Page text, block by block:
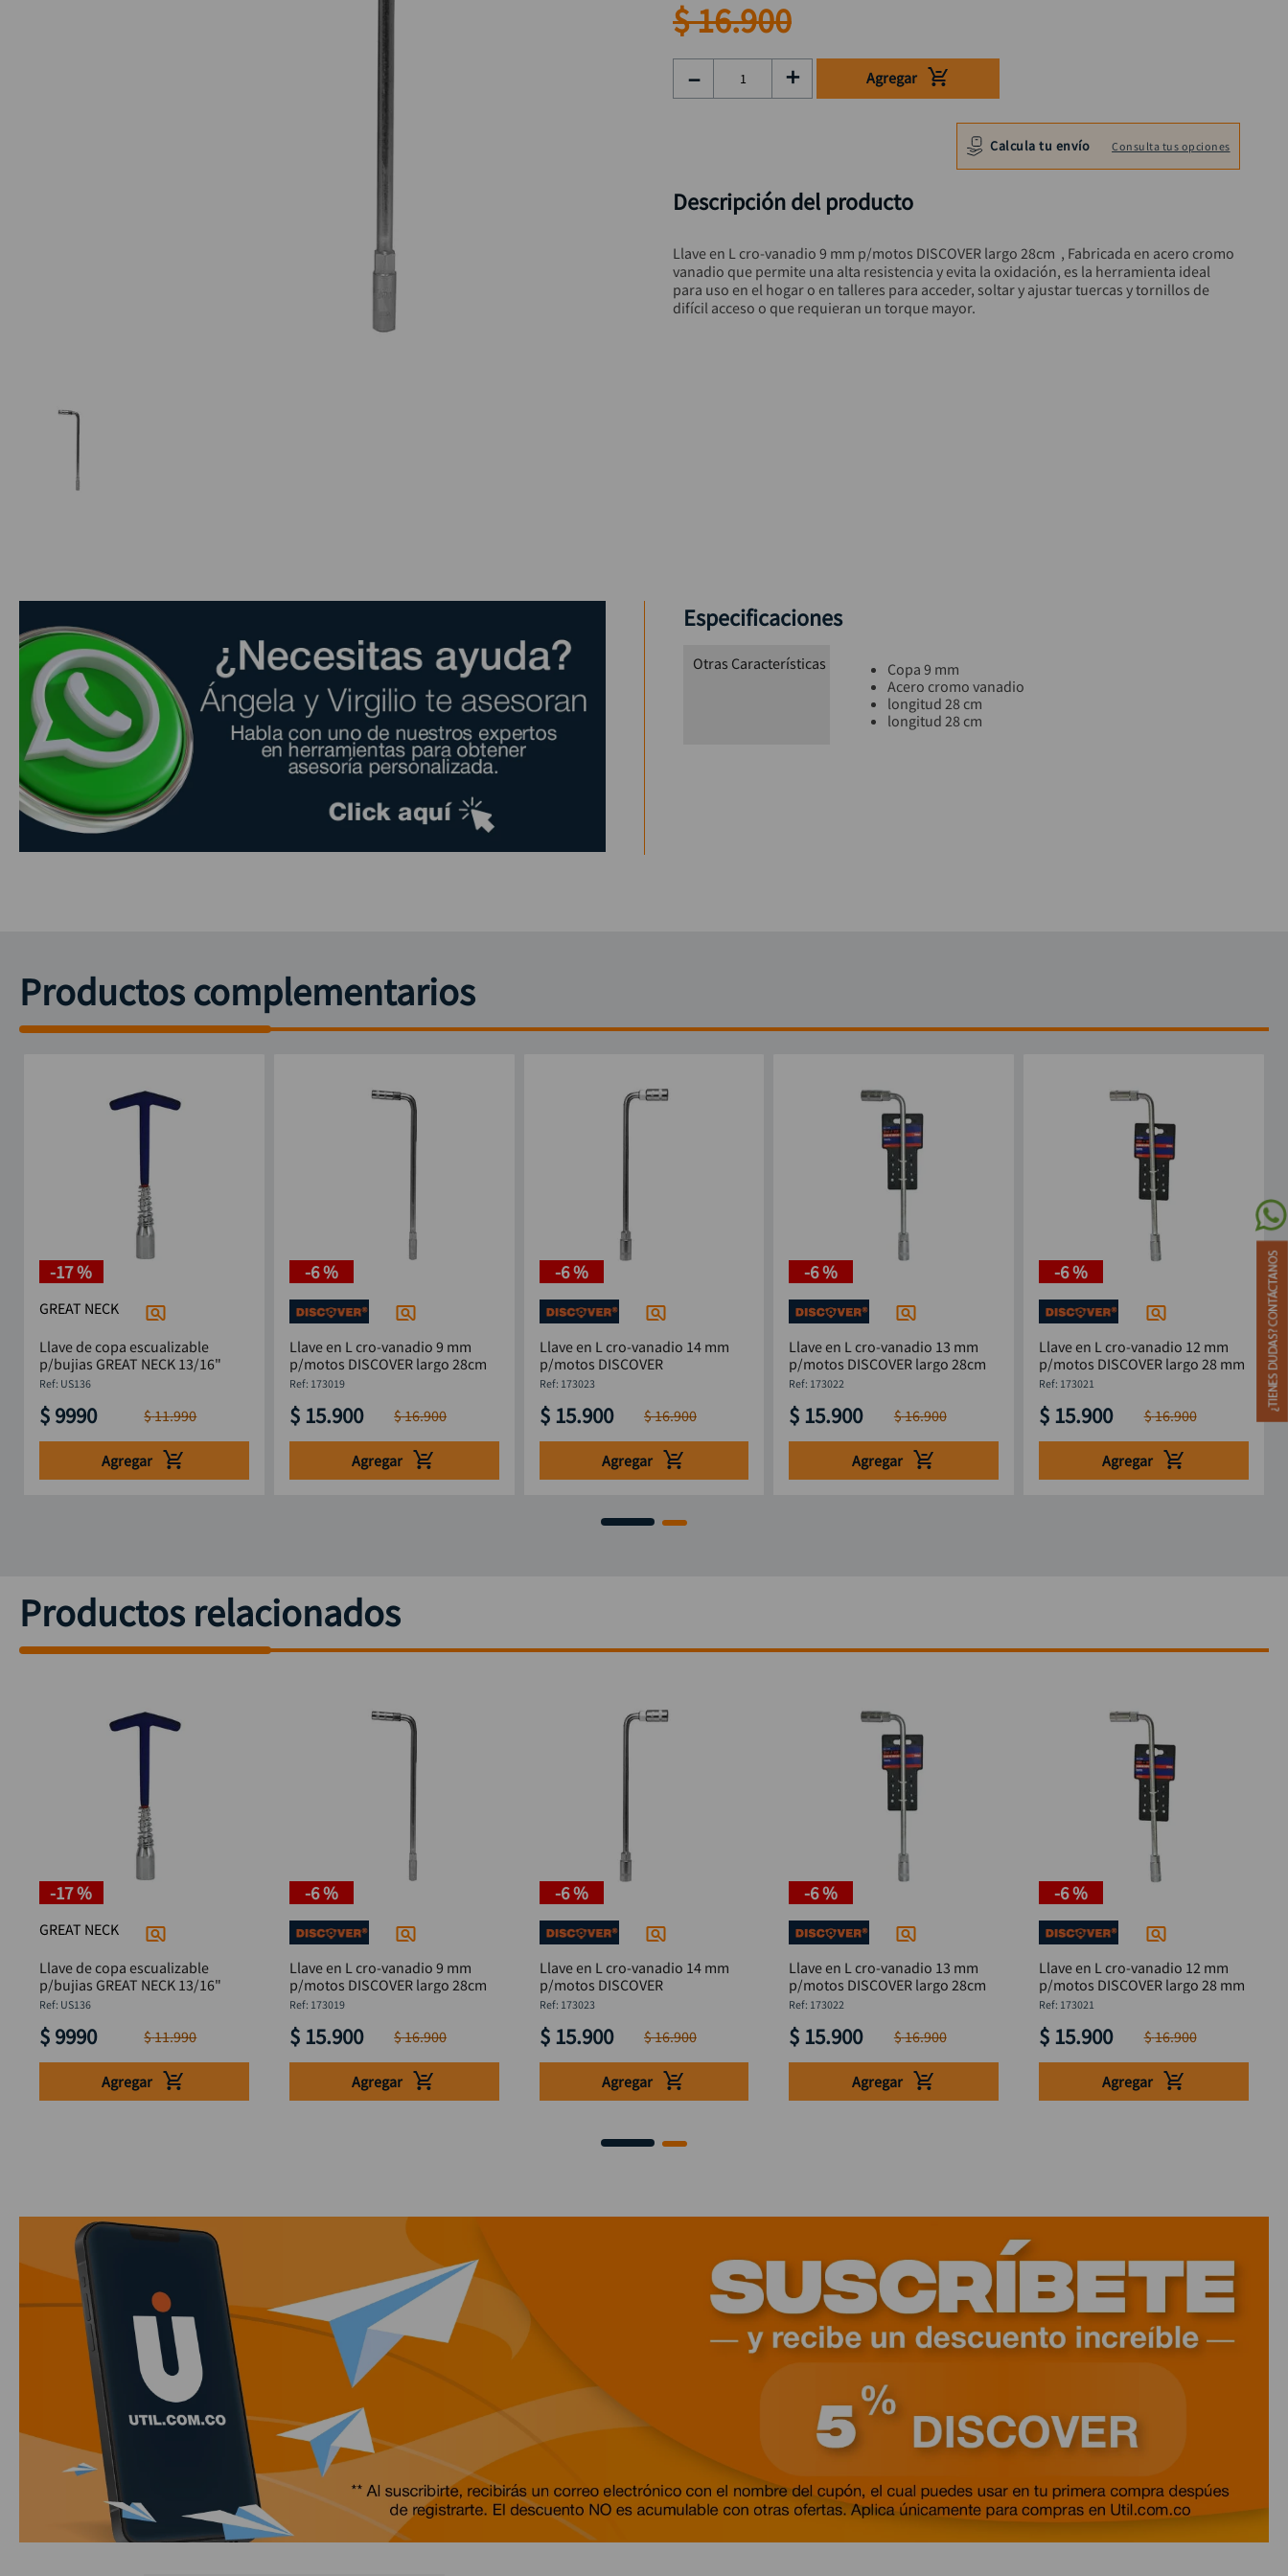
$16.900
＋
－ Agregar
Calcula tu envío Consulta tus opciones
Descripción del producto
Llave en L cro-vanadio 9 mm p/motos DISCOVER largo 28cm  , Fabricada en acero cromo
vanadio que permite una alta resistencia y evita la oxidación, es la herramienta ideal
para uso en el hogar o en talleres para acceder, soltar y ajustar tuercas y tornillos de
difícil acceso o que requieran un torque mayor.
Especificaciones
Otras Características
Copa 9 mm
Acero cromo vanadio
longitud 28 cm
longitud 28 cm
Productos complementarios
-17 %
GREAT NECK
Llave de copa escualizable
p/bujias GREAT NECK 13/16"
: US136
$ 9990 $11.990
Agregar
-6 %
Llave en L cro-vanadio 9 mm
p/motos DISCOVER largo 28cm
: 173019
$ 15.900 $16.900
Agregar
-6 %
Llave en L cro-vanadio 14 mm
p/motos DISCOVER
: 173023
$ 15.900 $16.900
Agregar
-6 %
Llave en L cro-vanadio 13 mm
p/motos DISCOVER largo 28cm
: 173022
$ 15.900 $16.900
Agregar
-6 %
Llave en L cro-vanadio 12 mm
p/motos DISCOVER largo 28 mm
: 173021
$ 15.900 $16.900
Agregar
Productos relacionados
-17 %
GREAT NECK
Llave de copa escualizable
p/bujias GREAT NECK 13/16"
: US136
$ 9990 $11.990
Agregar
-6 %
Llave en L cro-vanadio 9 mm
p/motos DISCOVER largo 28cm
: 173019
$ 15.900 $16.900
Agregar
-6 %
Llave en L cro-vanadio 14 mm
p/motos DISCOVER
: 173023
$ 15.900 $16.900
Agregar
-6 %
Llave en L cro-vanadio 13 mm
p/motos DISCOVER largo 28cm
: 173022
$ 15.900 $16.900
Agregar
-6 %
Llave en L cro-vanadio 12 mm
p/motos DISCOVER largo 28 mm
: 173021
$ 15.900 $16.900
Agregar